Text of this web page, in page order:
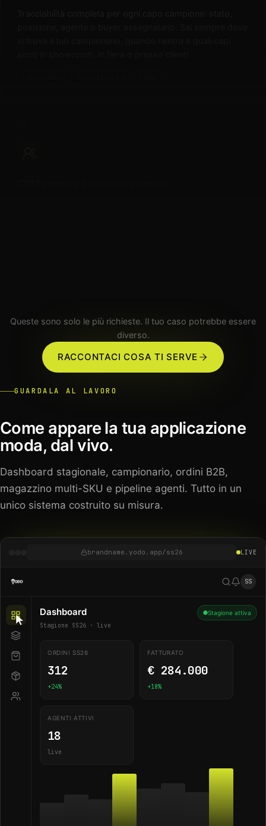
Queste sono solo le più richieste. Il tuo caso potrebbe essere
diverso.
RACCONTACI COSA TI SERVE
GUARDALA AL LAVORO
Come appare la tua applicazione
moda, dal vivo.
Dashboard stagionale, campionario, ordini B2B,
magazzino multi-SKU e pipeline agenti. Tutto in un
unico sistema costruito su misura.
brandname.yodo.app/ss26 LIVE
SS
Dashboard
Stagione SS26 · live
Stagione attiva
ORDINI SS26
312
+24%
FATTURATO
€ 284.000
+18%
AGENTI ATTIVI
18
live